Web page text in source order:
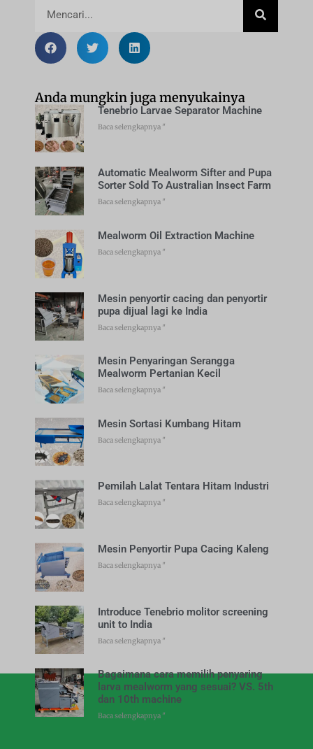
Anda mungkin juga menyukainya
Tenebrio Larvae Separator Machine
Baca selengkapnya "
Automatic Mealworm Sifter and Pupa
Sorter Sold To Australian Insect Farm
Baca selengkapnya "
Mealworm Oil Extraction Machine
Baca selengkapnya "
Mesin penyortir cacing dan penyortir
pupa dijual lagi ke India
Baca selengkapnya "
Mesin Penyaringan Serangga
Mealworm Pertanian Kecil
Baca selengkapnya "
Mesin Sortasi Kumbang Hitam
Baca selengkapnya "
Pemilah Lalat Tentara Hitam Industri
Baca selengkapnya "
Mesin Penyortir Pupa Cacing Kaleng
Baca selengkapnya "
Introduce Tenebrio molitor screening
unit to India
Baca selengkapnya "
Bagaimana cara memilih penyaring
larva mealworm yang sesuai? VS. 5th
dan 10th machine
Baca selengkapnya "